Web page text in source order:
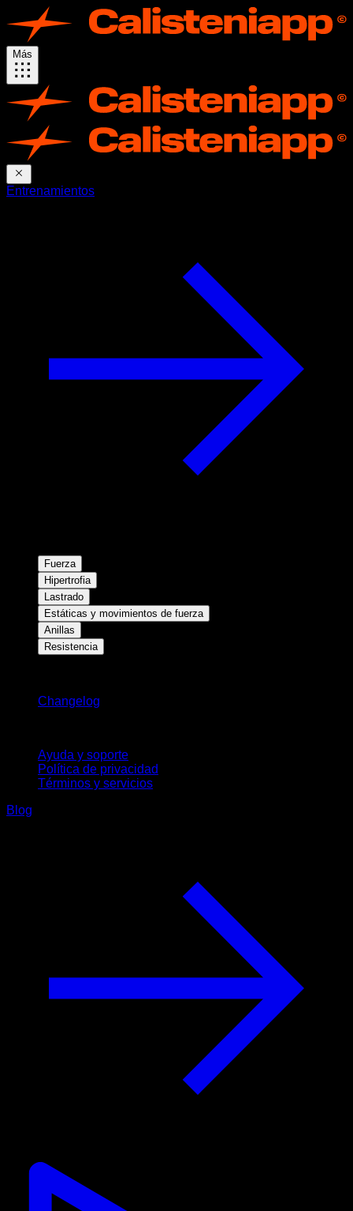
Más
Entrenamientos
Fuerza
Hipertrofia
Lastrado
Estáticas y movimientos de fuerza
Anillas
Resistencia
Changelog
Ayuda y soporte
Política de privacidad
Términos y servicios
Blog